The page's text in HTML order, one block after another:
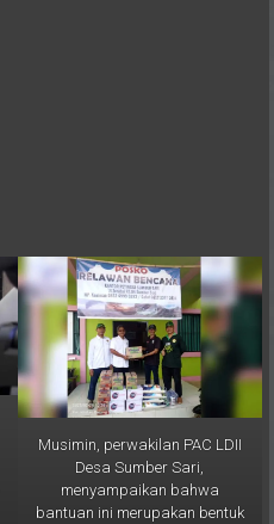
Musimin, perwakilan PAC LDII
Desa Sumber Sari,
menyampaikan bahwa
bantuan ini merupakan bentuk